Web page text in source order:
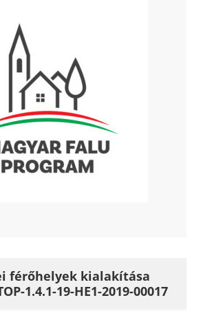
férőhelyek kialakítása
1.4.1-19-HE1-2019-00017